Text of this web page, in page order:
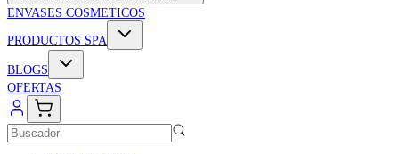
ENVASES COSMETICOS
PRODUCTOS SPA
BLOGS
OFERTAS